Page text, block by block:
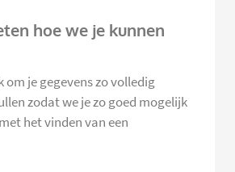
hoe we je kunnen
om je gegevens zo volledig
zodat we je zo goed mogelijk
het vinden van een